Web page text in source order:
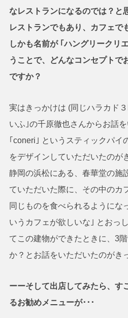
なレストランになるのでは？と
レストランでもあり、カフェで
しかも名前が ｢ハングリークリ
うことで、どんなコンセプトで
ですか？
実はきっかけは (同じハラカド
いふ｣の千原徹也さんからお話を
｢coneri｣ というスティックパイ
をデザインしていただいたのが
静岡の浜松にある、春華堂の施
ていただいた際に、その中のカ
同じものを食べられるようにな
いうカフェが欲しいな｣ とおっ
てこの建物ができたときに、3
か？とお話をいただいたのがき
ーーそして出店してみたら、す
るお勧めメニューが･･･